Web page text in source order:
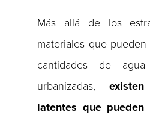
Más allá de los
materiales que
cantidades de
urbanizadas,
latentes que